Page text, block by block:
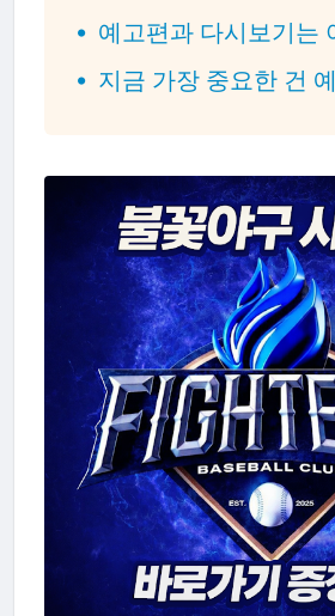
예고편과 다시보기는
지금 가장 중요한 건